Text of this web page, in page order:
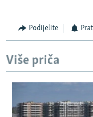
Podijelite
Više priča